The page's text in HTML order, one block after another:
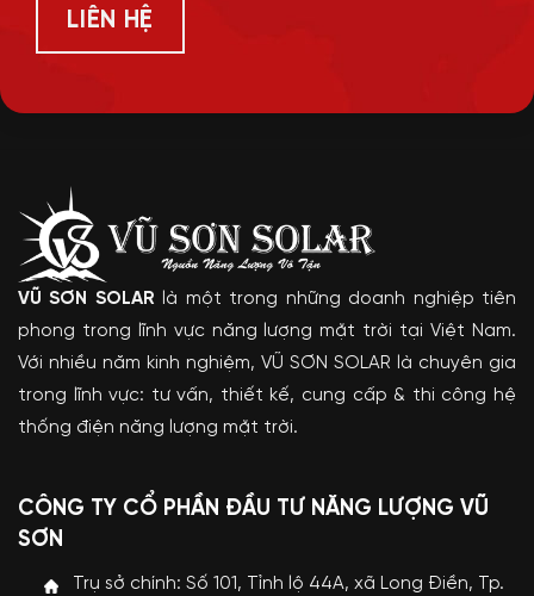
LIÊN HỆ
VŨ SƠN SOLAR là một trong những doanh nghiệp tiên
phong trong lĩnh vực năng lượng mặt trời tại Việt Nam.
Với nhiều năm kinh nghiệm, VŨ SƠN SOLAR là chuyên gia
trong lĩnh vực: tư vấn, thiết kế, cung cấp & thi công hệ
thống điện năng lượng mặt trời.
CÔNG TY CỔ PHẦN ĐẦU TƯ NĂNG LƯỢNG VŨ
SƠN
Trụ sở chính: Số 101, Tỉnh lộ 44A, xã Long Điền, Tp.